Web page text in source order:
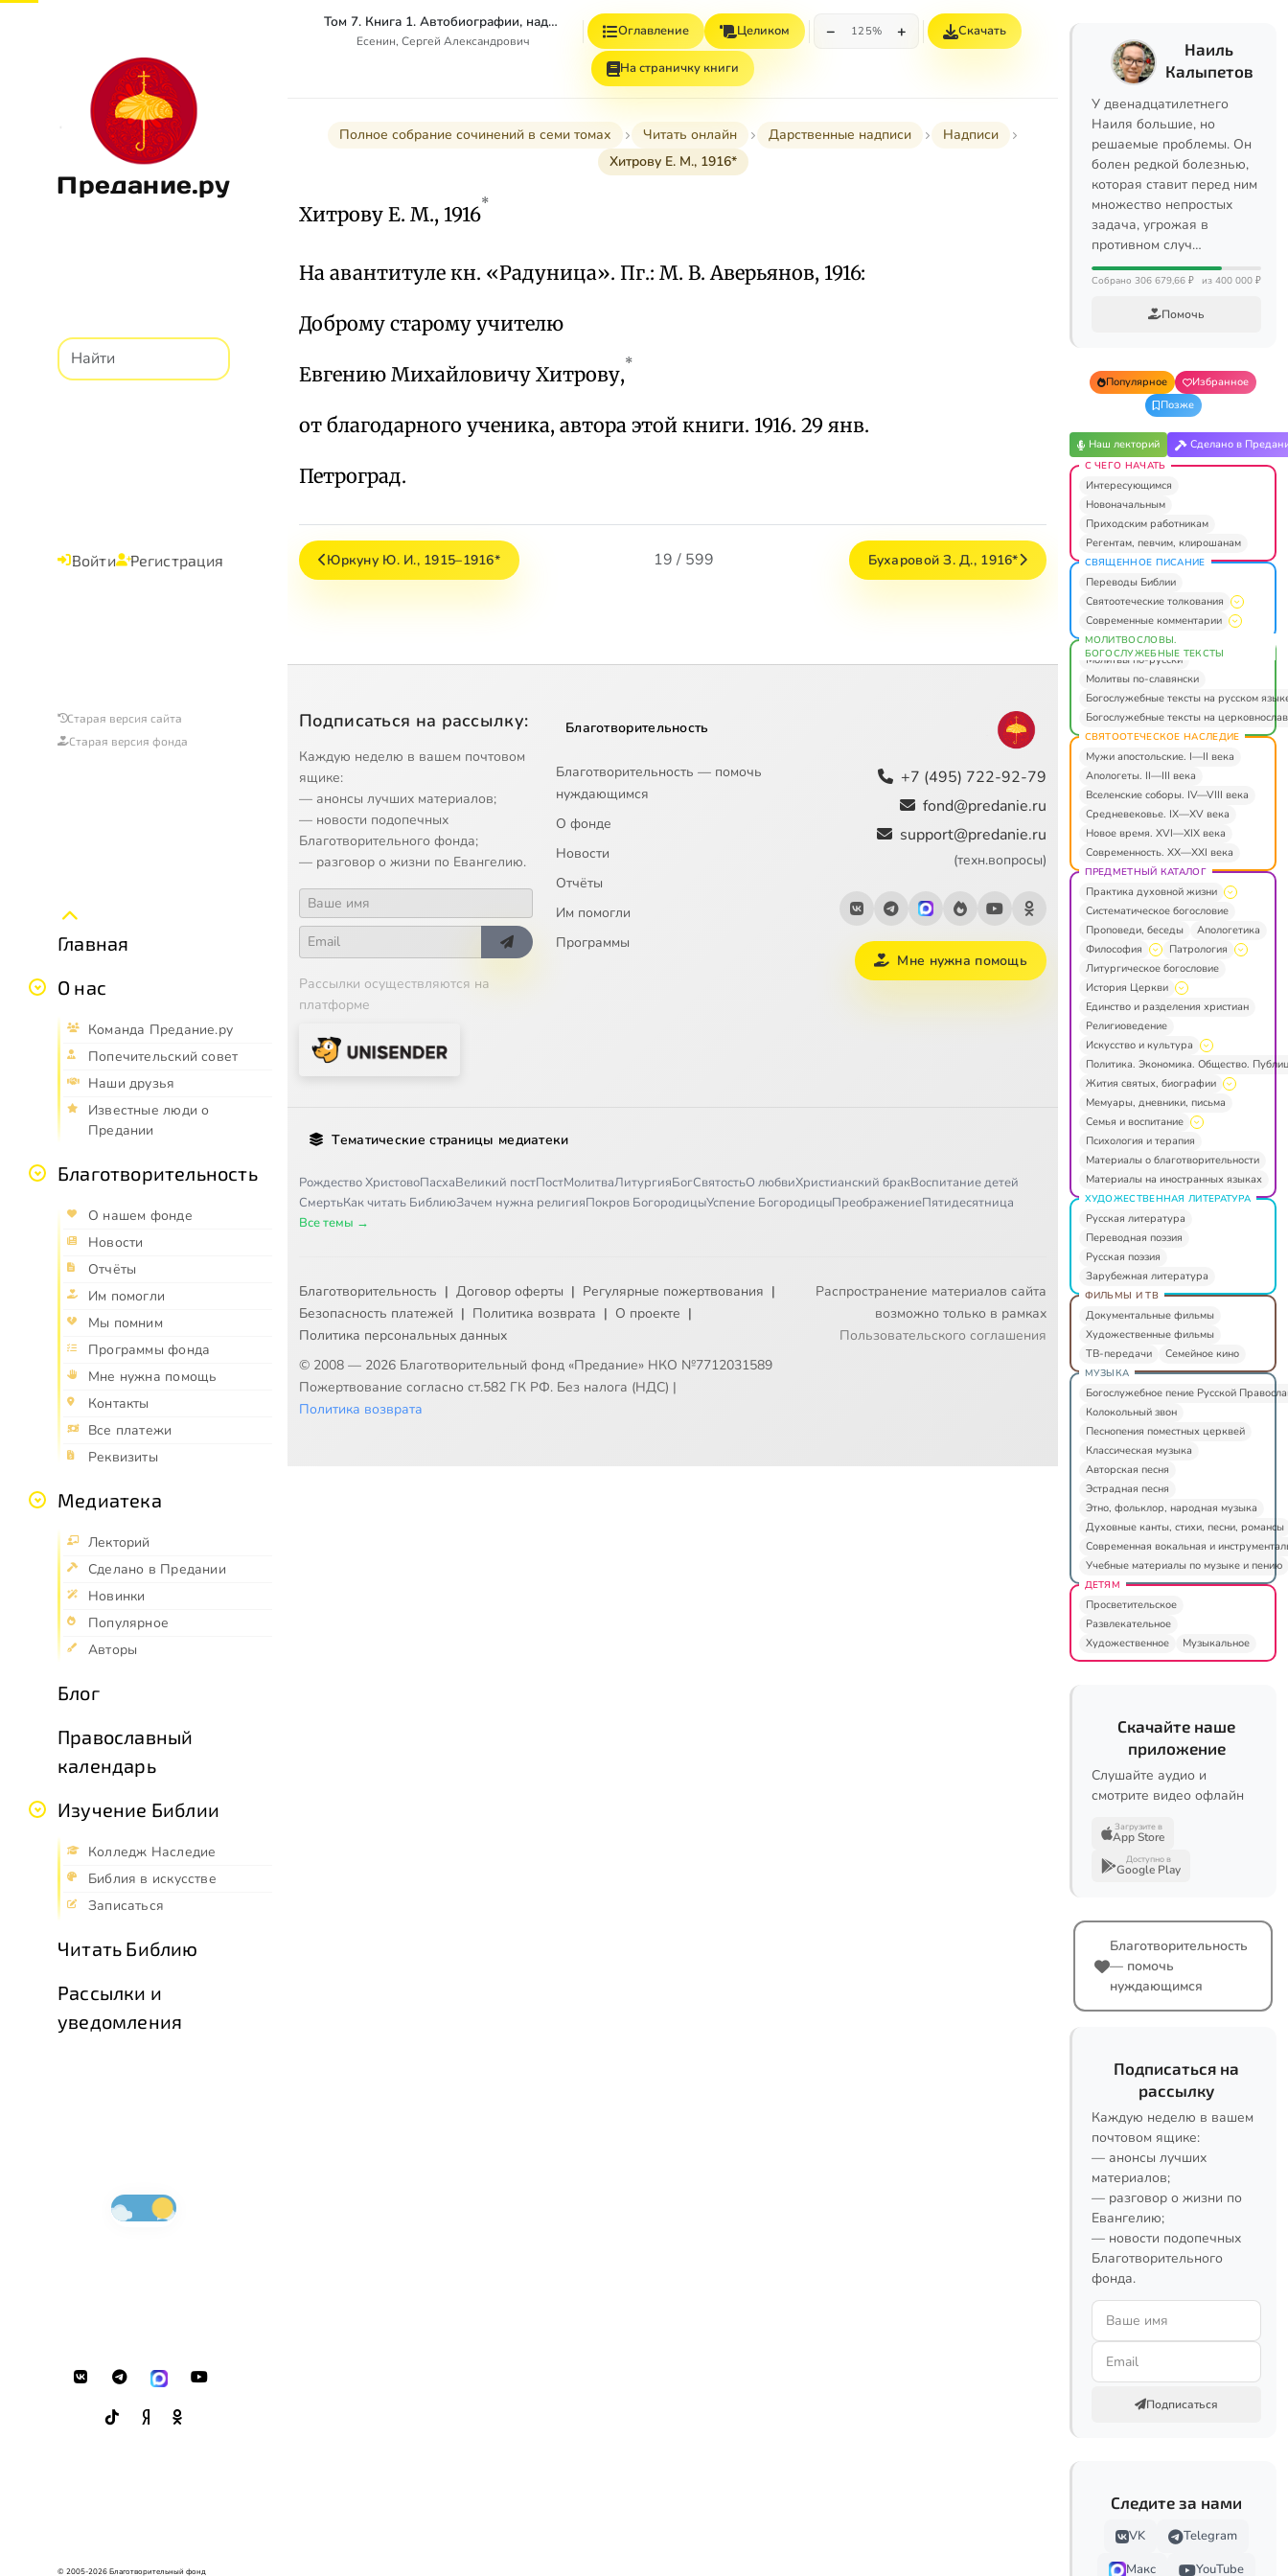
Предание.ру
Войти Регистрация
Старая версия сайта
Старая версия фонда
Главная
О нас
Команда Предание.ру
Попечительский совет
Наши друзья
Известные люди о
Предании
Благотворительность
О нашем фонде
Новости
Отчёты
Им помогли
Мы помним
Программы фонда
Мне нужна помощь
Контакты
Все платежи
Реквизиты
Медиатека
Лекторий
Сделано в Предании
Новинки
Популярное
Авторы
Блог
Православный
календарь
Изучение Библии
Колледж Наследие
Библия в искусстве
Записаться
Читать Библию
Рассылки и
уведомления
© 2005-2026 Благотворительный фонд
Том 7. Книга 1. Автобиографии, надписи и др
Есенин, Сергей Александрович
Оглавление Целиком − 125% + Скачать
На страничку книги
Полное собрание сочинений в семи томах Читать онлайн Дарственные надписи
Надписи
Хитрову Е. М., 1916*
Хитрову Е. М., 1916*
На авантитуле кн. «Радуница». Пг.: М. В. Аверьянов, 1916:
Доброму старому учителю
Евгению Михайловичу Хитрову,*
от благодарного ученика, автора этой книги. 1916. 29 янв.
Петроград.
Юркуну Ю. И., 1915–1916* 19 / 599 Бухаровой З. Д., 1916*
Подписаться на рассылку:
Каждую неделю в вашем почтовом
ящике:
— анонсы лучших материалов;
— новости подопечных
Благотворительного фонда;
— разговор о жизни по Евангелию.
Рассылки осуществляются на
платформе
Благотворительность
Благотворительность — помочь
нуждающимся
О фонде
Новости
Отчёты
Им помогли
Программы
+7 (495) 722-92-79
fond@predanie.ru
support@predanie.ru
(техн.вопросы)
Мне нужна помощь
Тематические страницы медиатеки
Рождество ХристовоПасхаВеликий постПостМолитваЛитургияБогСвятостьО любвиХристианский бракВоспитание детей
СмертьКак читать БиблиюЗачем нужна религияПокров БогородицыУспение БогородицыПреображениеПятидесятница
Все темы →
Благотворительность | Договор оферты | Регулярные пожертвования |
Безопасность платежей | Политика возврата | О проекте |
Политика персональных данных
© 2008 — 2026 Благотворительный фонд «Предание» НКО №7712031589
Пожертвование согласно ст.582 ГК РФ. Без налога (НДС) |
Политика возврата
Распространение материалов сайта
возможно только в рамках
Пользовательского соглашения
Наиль
Калыпетов
У двенадцатилетнего
Наиля большие, но
решаемые проблемы. Он
болен редкой болезнью,
которая ставит перед ним
множество непростых
задача, угрожая в
противном случ…
Собрано 306 679,66 ₽ из 400 000 ₽
Помочь
Популярное
Избранное
Позже
Наш лекторий Сделано в
С ЧЕГО НАЧАТЬ
Интересующимся
Новоначальным
Приходским работникам
Регентам, певчим, клирошанам
СВЯЩЕННОЕ ПИСАНИЕ
Переводы Библии
Святоотеческие толкования
Современные комментарии
МОЛИТВОСЛОВЫ.
БОГОСЛУЖЕБНЫЕ ТЕКСТЫ
Молитвы по-русски
Молитвы по-славянски
Богослужебные тексты на русском
Богослужебные тексты на
СВЯТООТЕЧЕСКОЕ НАСЛЕДИЕ
Мужи апостольские. I—II века
Апологеты. II—III века
Вселенские соборы. IV—VIII века
Средневековье. IX—XV века
Новое время. XVI—XIX века
Современность. XX—XXI века
ПРЕДМЕТНЫЙ КАТАЛОГ
Практика духовной жизни
Систематическое богословие
Проповеди, беседы
Апологетика
Философия
Патрология
Литургическое богословие
История Церкви
Единство и разделения христиан
Религиоведение
Искусство и культура
Политика. Экономика. Общество.
Жития святых, биографии
Мемуары, дневники, письма
Семья и воспитание
Психология и терапия
Материалы о благотворительности
Материалы на иностранных языках
ХУДОЖЕСТВЕННАЯ ЛИТЕРАТУРА
Русская литература
Переводная поэзия
Русская поэзия
Зарубежная литература
ФИЛЬМЫ И ТВ
Документальные фильмы
Художественные фильмы
ТВ-передачи
Семейное кино
МУЗЫКА
Богослужебное пение Русской
Колокольный звон
Песнопения поместных церквей
Классическая музыка
Авторская песня
Эстрадная песня
Этно, фольклор, народная музыка
Духовные канты, стихи, песни, романсы
Современная вокальная и
Учебные материалы по музыке и пению
ДЕТЯМ
Просветительское
Развлекательное
Художественное
Музыкальное
Скачайте наше
приложение
Слушайте аудио и
смотрите видео офлайн
Загрузите в
App Store
Доступно в
Google Play
Благотворительность
— помочь
нуждающимся
Подписаться на
рассылку
Каждую неделю в вашем
почтовом ящике:
— анонсы лучших
материалов;
— разговор о жизни по
Евангелию;
— новости подопечных
Благотворительного
фонда.
Подписаться
Следите за нами
VK
Telegram
Макс
YouTube